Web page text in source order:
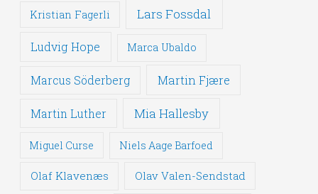
Kristian Fagerli Lars Fossdal
Ludvig Hope Marca Ubaldo
Marcus Söderberg Martin Fjære
Martin Luther Mia Hallesby
Miguel Curse Niels Aage Barfoed
Olaf Klavenæs Olav Valen-Sendstad